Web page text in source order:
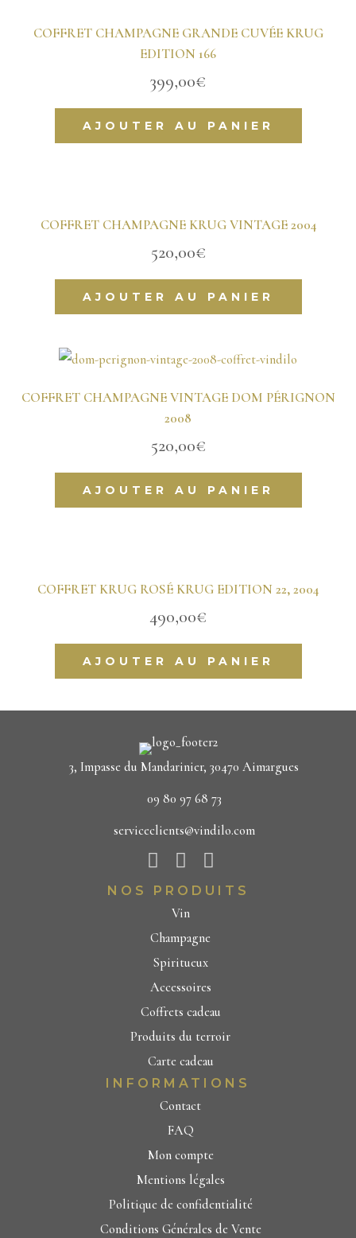
COFFRET CHAMPAGNE GRANDE CUVÉE KRUG
EDITION 166
399,00€
AJOUTER AU PANIER
COFFRET CHAMPAGNE KRUG VINTAGE 2004
520,00€
AJOUTER AU PANIER
COFFRET CHAMPAGNE VINTAGE DOM PÉRIGNON
2008
520,00€
AJOUTER AU PANIER
COFFRET KRUG ROSÉ KRUG EDITION 22, 2004
490,00€
AJOUTER AU PANIER
3, Impasse du Mandarinier, 30470 Aimargues
09 80 97 68 73
serviceclients@vindilo.com
NOS PRODUITS
Vin
Champagne
Spiritueux
Accessoires
Coffrets cadeau
Produits du terroir
Carte cadeau
INFORMATIONS
Contact
FAQ
Mon compte
Mentions légales
Politique de confidentialité
Conditions Générales de Vente